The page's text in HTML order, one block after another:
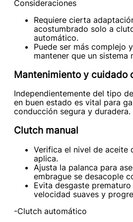
Consideraciones
Requiere cierta
acostumbrado solo a
automático.
Puede ser más complejo
mantener que un sistema
Mantenimiento y cuidado
Independientemente del tipo
en buen estado es vital para
conducción segura y duradera.
Clutch manual
Verifica el nivel de aceite
aplica.
Ajusta la palanca para
embrague se desacople
Evita desgaste
velocidad suaves y
-Clutch automático